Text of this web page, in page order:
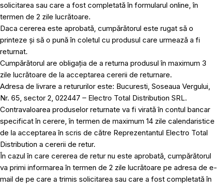
solicitarea sau care a fost completată în formularul online, în
termen de 2 zile lucrătoare.
Daca cererea este aprobată, cumpărătorul este rugat să o
printeze și să o pună în coletul cu produsul care urmează a fi
returnat.
Cumpărătorul are obligația de a returna produsul în maximum 3
zile lucrătoare de la acceptarea cererii de returnare.
Adresa de livrare a retururilor este: Bucuresti, Soseaua Vergului,
Nr. 65, sector 2, 022447 – Electro Total Distribution SRL.
Contravaloarea produselor returnate va fi virată în contul bancar
specificat în cerere, în termen de maximum 14 zile calendaristice
de la acceptarea în scris de către Reprezentantul Electro Total
Distribution a cererii de retur.
În cazul în care cererea de retur nu este aprobată, cumpărătorul
va primi informarea în termen de 2 zile lucrătoare pe adresa de e-
mail de pe care a trimis solicitarea sau care a fost completată în